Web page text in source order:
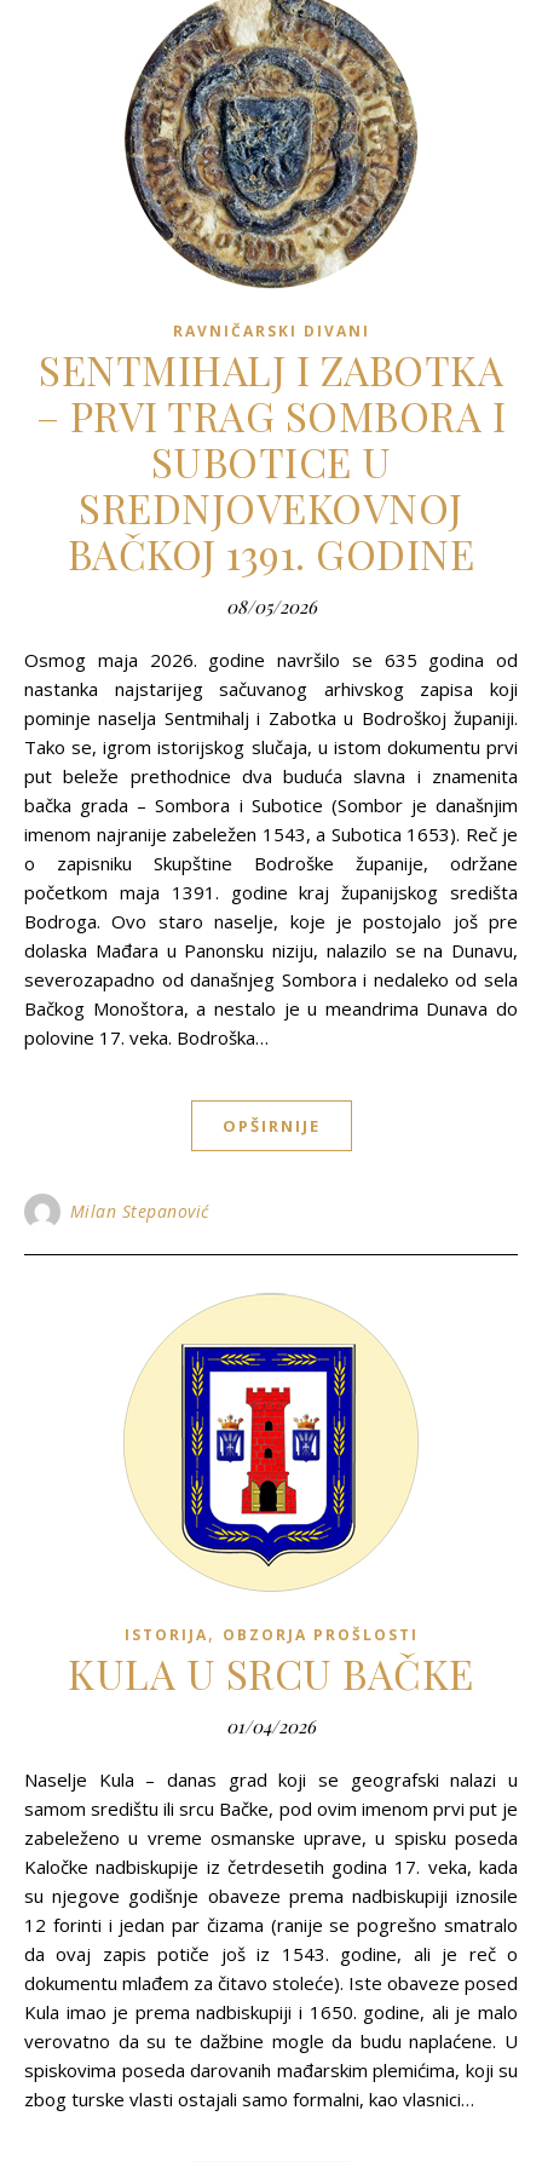
RAVNIČARSKI DIVANI
SENTMIHALJ I ZABOTKA
– PRVI TRAG SOMBORA I
SUBOTICE U
SREDNJOVEKOVNOJ
BAČKOJ 1391. GODINE
08/05/2026
Osmog maja 2026. godine navršilo se 635 godina od
nastanka najstarijeg sačuvanog arhivskog zapisa koji
pominje naselja Sentmihalj i Zabotka u Bodroškoj županiji.
Tako se, igrom istorijskog slučaja, u istom dokumentu prvi
put beleže prethodnice dva buduća slavna i znamenita
bačka grada – Sombora i Subotice (Sombor je današnjim
imenom najranije zabeležen 1543, a Subotica 1653). Reč je
o zapisniku Skupštine Bodroške županije, održane
početkom maja 1391. godine kraj županijskog središta
Bodroga. Ovo staro naselje, koje je postojalo još pre
dolaska Mađara u Panonsku niziju, nalazilo se na Dunavu,
severozapadno od današnjeg Sombora i nedaleko od sela
Bačkog Monoštora, a nestalo je u meandrima Dunava do
polovine 17. veka. Bodroška…
OPŠIRNIJE
Milan Stepanović
ISTORIJA, OBZORJA PROŠLOSTI
KULA U SRCU BAČKE
01/04/2026
Naselje Kula – danas grad koji se geografski nalazi u
samom središtu ili srcu Bačke, pod ovim imenom prvi put je
zabeleženo u vreme osmanske uprave, u spisku poseda
Kaločke nadbiskupije iz četrdesetih godina 17. veka, kada
su njegove godišnje obaveze prema nadbiskupiji iznosile
12 forinti i jedan par čizama (ranije se pogrešno smatralo
da ovaj zapis potiče još iz 1543. godine, ali je reč o
dokumentu mlađem za čitavo stoleće). Iste obaveze posed
Kula imao je prema nadbiskupiji i 1650. godine, ali je malo
verovatno da su te dažbine mogle da budu naplaćene. U
spiskovima poseda darovanih mađarskim plemićima, koji su
zbog turske vlasti ostajali samo formalni, kao vlasnici…